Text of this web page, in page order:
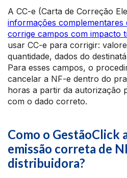
A CC-e (Carta de Correção
informações complementares
corrige campos com impacto
usar CC-e para corrigir:
quantidade, dados do
Para esses campos, o
cancelar a NF-e dentro do
horas a partir da autorização
com o dado correto.
Como o GestãoClick
emissão correta de
distribuidora?